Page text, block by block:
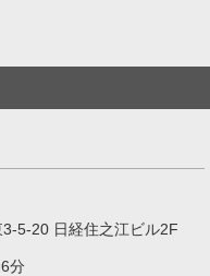
5-20 日経住之江ビル2F
分